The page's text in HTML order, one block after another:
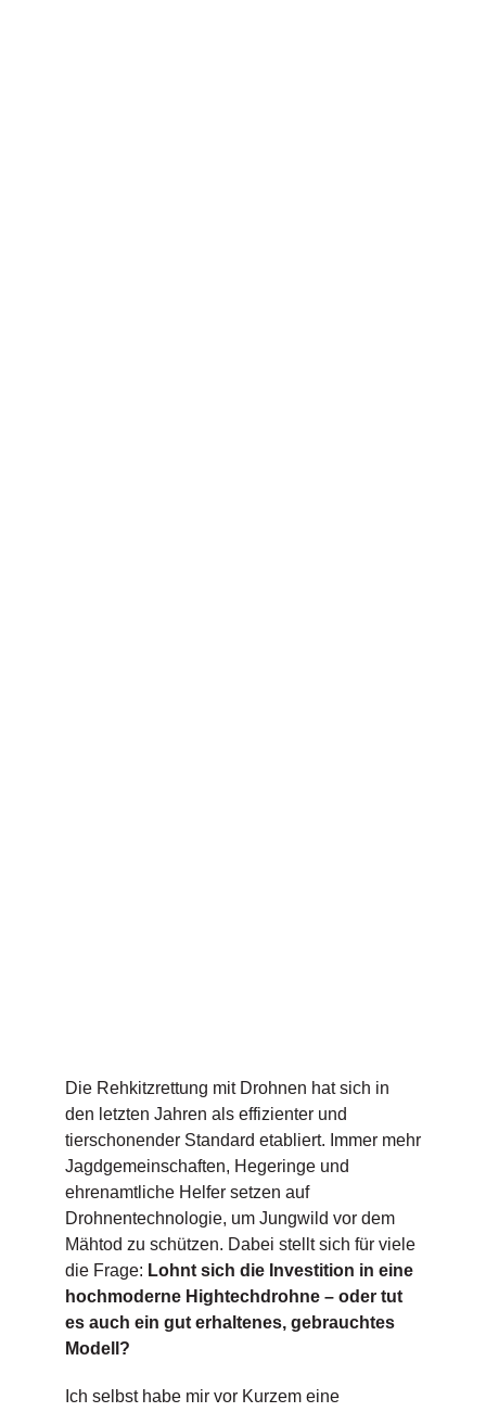
Die Rehkitzrettung mit Drohnen hat sich in
den letzten Jahren als effizienter und
tierschonender Standard etabliert. Immer mehr
Jagdgemeinschaften, Hegeringe und
ehrenamtliche Helfer setzen auf
Drohnentechnologie, um Jungwild vor dem
Mähtod zu schützen. Dabei stellt sich für viele
die Frage: Lohnt sich die Investition in eine
hochmoderne Hightechdrohne – oder tut
es auch ein gut erhaltenes, gebrauchtes
Modell?
Ich selbst habe mir vor Kurzem eine